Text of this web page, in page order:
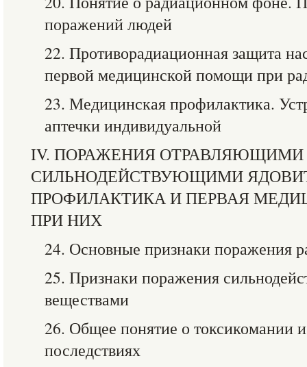
поражений людей
22. Противорадиационная защита
первой медицинской помощи при
23. Медицинская профилактика.
аптечки индивидуальной
IV. ПОРАЖЕНИЯ ОТРАВЛЯЮЩИМИ
СИЛЬНОДЕЙСТВУЮЩИМИ
ПРОФИЛАКТИКА И ПЕРВАЯ
ПРИ НИХ
24. Основные признаки поражения
25. Признаки поражения
веществами
26. Общее понятие о токсикомании
последствиях